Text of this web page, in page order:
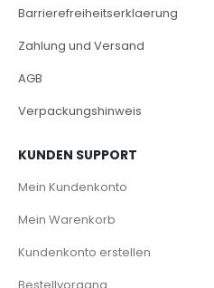
Barrierefreiheitserklaerung
Zahlung und Versand
AGB
Verpackungshinweis
KUNDEN SUPPORT
Mein Kundenkonto
Mein Warenkorb
Kundenkonto erstellen